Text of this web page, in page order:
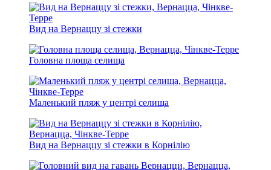
Вид на Вернаццу зі стежки
Головна площа селища
Маленький пляж у центрі селища
Вид на Вернаццу зі стежки в Корнілію